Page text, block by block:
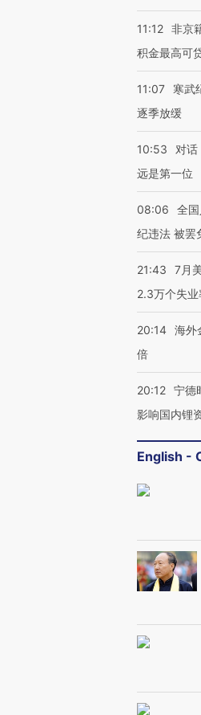
11:12 非京
积金最高可
11:07
寒武
逐季放缓
10:53
对话
远是第一位
08:06
全
纪违法 被罢
21:43
7月
2.3万个失
20:14 海外
倍
20:12 宁德
影响国内锂
English -